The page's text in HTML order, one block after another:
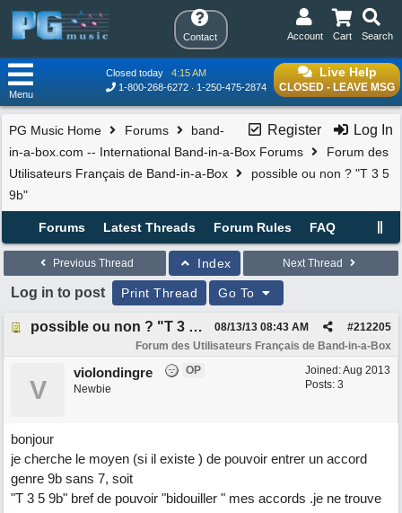
Contact Search
Cart
Account
Live Help
CLOSED - LEAVE MSG
Closed today
4:15 AM
1-800-268-6272
1-250-475-2874
Menu
Register Log In
PG Music Home Forums
band-
in-a-box.com -- International Band-in-a-Box Forums
Forum des
Utilisateurs Français de Band-in-a-Box
possible ou non ? "T 3 5
9b"
Forums Latest Threads Forum Rules FAQ
Previous Thread Index Next Thread
Log in to post Print Thread Go To
possible ou non ? "T 3 5 9b" #212205
08/13/13 08:43 AM
Forum des Utilisateurs Français de Band-in-a-Box
Joined:Aug 2013
Posts: 3
V
violondingre
OP
Newbie
bonjour
je cherche le moyen (si il existe ) de pouvoir entrer un accord
genre 9b sans 7, soit
"T 3 5 9b" bref de pouvoir "bidouiller " mes accords .je ne trouve